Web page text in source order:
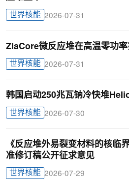
世界核能 2026-07-31
ZiaCore微反应堆在高温零功
世界核能 2026-07-31
韩国启动250兆瓦钠冷快堆
世界核能 2026-07-30
《反应堆外易裂变材料的核临
准修订稿公开征求意见
世界核能 2026-07-29